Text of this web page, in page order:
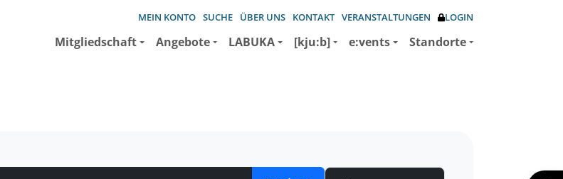
MEIN KONTO SUCHE ÜBER UNS KONTAKT VERANSTALTUNGEN LOGIN
Mitgliedschaft Angebote LABUKA [kju:b] e:vents Standorte